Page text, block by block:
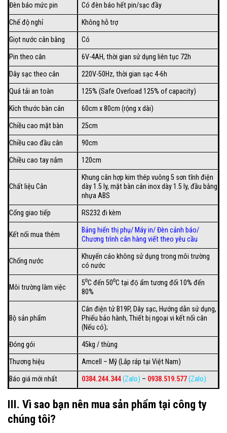
Đèn báo mức pin
Có đèn báo hết pin/sạc đầy
Chế độ nghỉ
Không hỗ trợ
Giọt nước cân bằng
Có
Pin theo cân
6V-4AH, thời gian sử dụng liên tục 72h
Dây sạc theo cân
220V-50Hz, thời gian sạc 4-6h
Quá tải an toàn
125% (Safe Overload 125% of capacity)
Kích thước bàn cân
60cm x 80cm (rộng x dài)
Chiều cao mặt bàn
25cm
Chiều cao đầu cân
90cm
Chiều cao tay nắm
120cm
Chất liệu Cân
Khung cân hợp kim thép vuông 5 sơn tĩnh điện
dày 1.5 ly, mặt bàn cân inox dày 1.5 ly, đầu bằng
nhựa ABS
Cổng giao tiếp
RS232 đi kèm
Kết nối mua thêm
Bảng hiển thị phụ/ Máy in/Đèn cảnh báo/
Chương trình cân hàng viết theo yêu cầu
Chống nước
Khuyến cáo không sử dụng trong môi trường
có nước
Môi trường làm việc
5⁰C đến 50⁰C tại độ ẩm tương đối 10% đến
80%
Bộ sản phẩm
Cân điện tử B19P, Dây sạc, Hướng dẫn sử dụng,
Phiếu bảo hành, Thiết bị ngoại vi kết nối cân
(Nếu có);
Đóng gói
45kg / thùng
Thương hiệu
Amcell – Mỹ (Lắp ráp tại Việt Nam)
Báo giá mới nhất
0384.244.344(Zalo) – 0938.519.577(Zalo)
III. Vì sao bạn nên mua sản phẩm tại công ty
chúng tôi?